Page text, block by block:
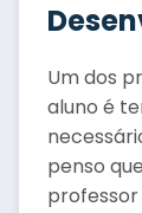
Um dos
aluno é
penso